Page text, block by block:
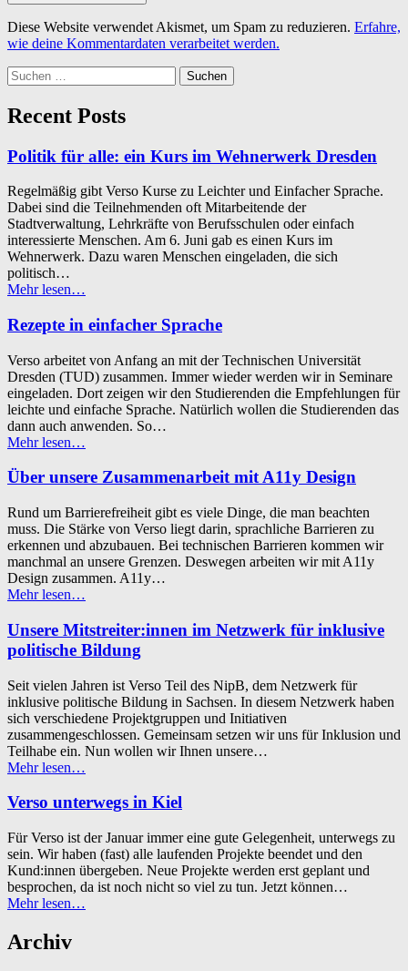
Diese Website verwendet Akismet, um Spam zu reduzieren. Erfahre,
wie deine Kommentardaten verarbeitet werden.
Suchen
nach:
Recent Posts
Politik für alle: ein Kurs im Wehnerwerk Dresden
Regelmäßig gibt Verso Kurse zu Leichter und Einfacher Sprache.
Dabei sind die Teilnehmenden oft Mitarbeitende der
Stadtverwaltung, Lehrkräfte von Berufsschulen oder einfach
interessierte Menschen. Am 6. Juni gab es einen Kurs im
Wehnerwerk. Dazu waren Menschen eingeladen, die sich
politisch…
Mehr lesen
alle:
ein
Kurs
im
Wehnerwerk
Dresden”
…
Rezepte in einfacher Sprache
Verso arbeitet von Anfang an mit der Technischen Universität
Dresden (TUD) zusammen. Immer wieder werden wir in Seminare
eingeladen. Dort zeigen wir den Studierenden die Empfehlungen für
leichte und einfache Sprache. Natürlich wollen die Studierenden das
dann auch anwenden. So…
Mehr lesen
einfacher
…
Über unsere Zusammenarbeit mit A11y Design
Rund um Barrierefreiheit gibt es viele Dinge, die man beachten
muss. Die Stärke von Verso liegt darin, sprachliche Barrieren zu
erkennen und abzubauen. Bei technischen Barrieren kommen wir
manchmal an unsere Grenzen. Deswegen arbeiten wir mit A11y
Design zusammen. A11y…
Mehr lesen
Zusammenarbeit
mit
A11y
…
Unsere Mitstreiter:innen im Netzwerk für inklusive
politische Bildung
Seit vielen Jahren ist Verso Teil des NipB, dem Netzwerk für
inklusive politische Bildung in Sachsen. In diesem Netzwerk haben
sich verschiedene Projektgruppen und Initiativen
zusammengeschlossen. Gemeinsam setzen wir uns für Inklusion und
Teilhabe ein. Nun wollen wir Ihnen unsere…
Mehr lesen
im
Netzwerk
für
inklusive
politische
Bildung”
…
Verso unterwegs in Kiel
Für Verso ist der Januar immer eine gute Gelegenheit, unterwegs zu
sein. Wir haben (fast) alle laufenden Projekte beendet und den
Kund:innen übergeben. Neue Projekte werden erst geplant und
besprochen, da ist noch nicht so viel zu tun. Jetzt können…
Mehr lesen…
Archiv